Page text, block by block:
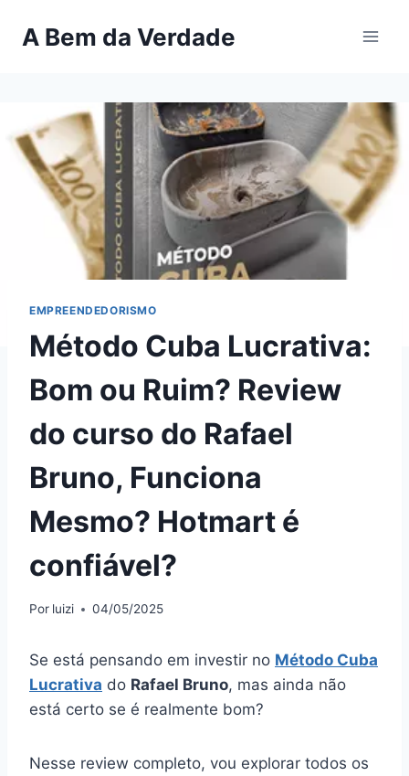
paraA Bem da Verdade
EMPREENDEDORISMO
Método Cuba Lucrativa:
Bom ou Ruim? Review
do curso do Rafael
Bruno, Funciona
Mesmo? Hotmart é
confiável?
Por luizi 04/05/2025
Se está pensando em investir no Método Cuba
Lucrativa do Rafael Bruno, mas ainda não
está certo se é realmente bom?
Nesse review completo, vou explorar todos os